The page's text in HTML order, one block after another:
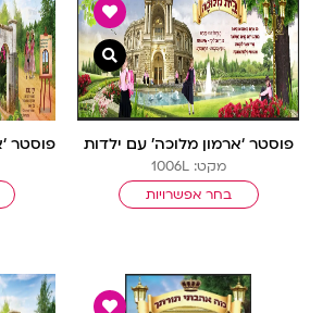
פוסטר ‘ארמון מלוכה’ עם ילדות
מקט: 1006L
בחר אפשרויות
צפייה מהירה